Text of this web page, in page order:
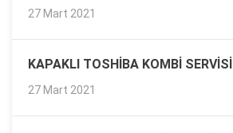
27 Mart 2021
KAPAKLI TOSHIBA KOMBI SERVISI
27 Mart 2021